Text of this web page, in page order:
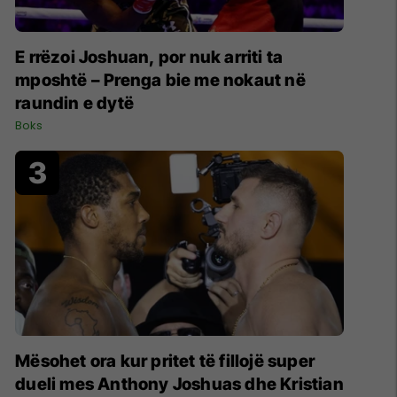
E rrëzoi Joshuan, por nuk arriti ta
mposhtë – Prenga bie me nokaut në
raundin e dytë
Boks
Mësohet ora kur pritet të fillojë super
dueli mes Anthony Joshuas dhe Kristian